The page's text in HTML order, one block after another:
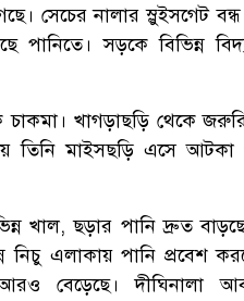
সেচের নালার স্লুইসগেট
সড়কে বিভিন্ন
খাগড়াছড়ি থেকে
তিনি মাইসছড়ি এসে আটকা
খাল, ছড়ার পানি দ্রুত
নিচু এলাকায় পানি প্রবেশ
বেড়েছে। দীঘিনালা